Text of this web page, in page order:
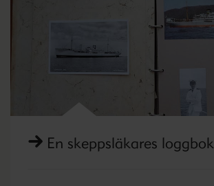
En skeppsläkares loggbok